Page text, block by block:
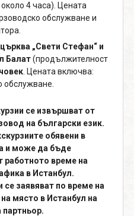
4 часа). Цената
обслужване и
„Свети Стефан“ и
Балат(продължителност
. Цената включва:
обслужване.
се извършват от
на български език.
обявени в
и може да бъде
работното време на
в Истанбул.
заявяват по време на
място в Истанбул на